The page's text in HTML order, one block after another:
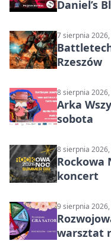
Daniel’s
7 sierpnia
Rzeszów
8 sierpnia
Arka
sobota
8 sierpnia
Rockowa
koncert
9 sierpnia
warsztat